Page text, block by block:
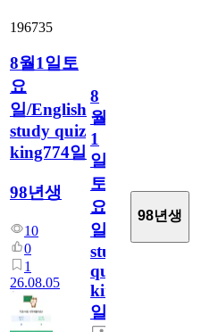
196735
8월1일토
요
일/English
study quiz
king774일
98년생
10
0
1
26.08.05
8
월
1
일
토
요
일/English
study
quiz
king774
일
98년생